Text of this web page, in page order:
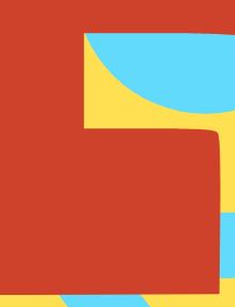
作，确保最大并发性。